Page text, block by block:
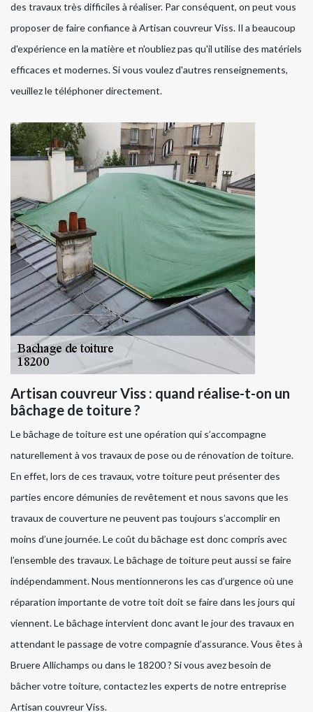
des travaux très difficiles à réaliser. Par conséquent, on peut vous
proposer de faire confiance à Artisan couvreur Viss. Il a beaucoup
d'expérience en la matière et n'oubliez pas qu'il utilise des matériels
efficaces et modernes. Si vous voulez d'autres renseignements,
veuillez le téléphoner directement.
Artisan couvreur Viss : quand réalise-t-on un
bâchage de toiture ?
Le bâchage de toiture est une opération qui s’accompagne
naturellement à vos travaux de pose ou de rénovation de toiture.
En effet, lors de ces travaux, votre toiture peut présenter des
parties encore démunies de revêtement et nous savons que les
travaux de couverture ne peuvent pas toujours s’accomplir en
moins d’une journée. Le coût du bâchage est donc compris avec
l’ensemble des travaux. Le bâchage de toiture peut aussi se faire
indépendamment. Nous mentionnerons les cas d’urgence où une
réparation importante de votre toit doit se faire dans les jours qui
viennent. Le bâchage intervient donc avant le jour des travaux en
attendant le passage de votre compagnie d’assurance. Vous êtes à
Bruere Allichamps ou dans le 18200 ? Si vous avez besoin de
bâcher votre toiture, contactez les experts de notre entreprise
Artisan couvreur Viss.